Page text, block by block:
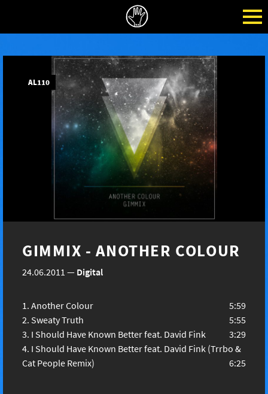
AL110
GIMMIX - ANOTHER COLOUR
24.06.2011 — Digital
Another Colour
5:59
Sweaty Truth
5:55
I Should Have Known Better feat. David Fink
3:29
I Should Have Known Better feat. David Fink (Trrbo &
Cat People Remix)
6:25